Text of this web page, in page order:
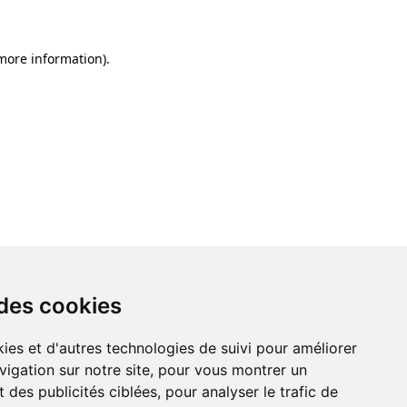
cookies
et d'autres technologies de suivi pour améliorer
sur notre site, pour vous montrer un
des publicités ciblées, pour analyser le trafic de
information).